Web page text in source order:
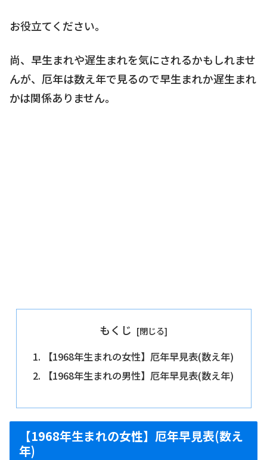
お役立てください。
尚、早生まれや遅生まれを気にされるかもしれませ
んが、厄年は数え年で見るので早生まれか遅生まれ
かは関係ありません。
もくじ
【1968年生まれの女性】厄年早見表(数え年)
【1968年生まれの男性】厄年早見表(数え年)
【1968年生まれの女性】厄年早見表(数え
年)